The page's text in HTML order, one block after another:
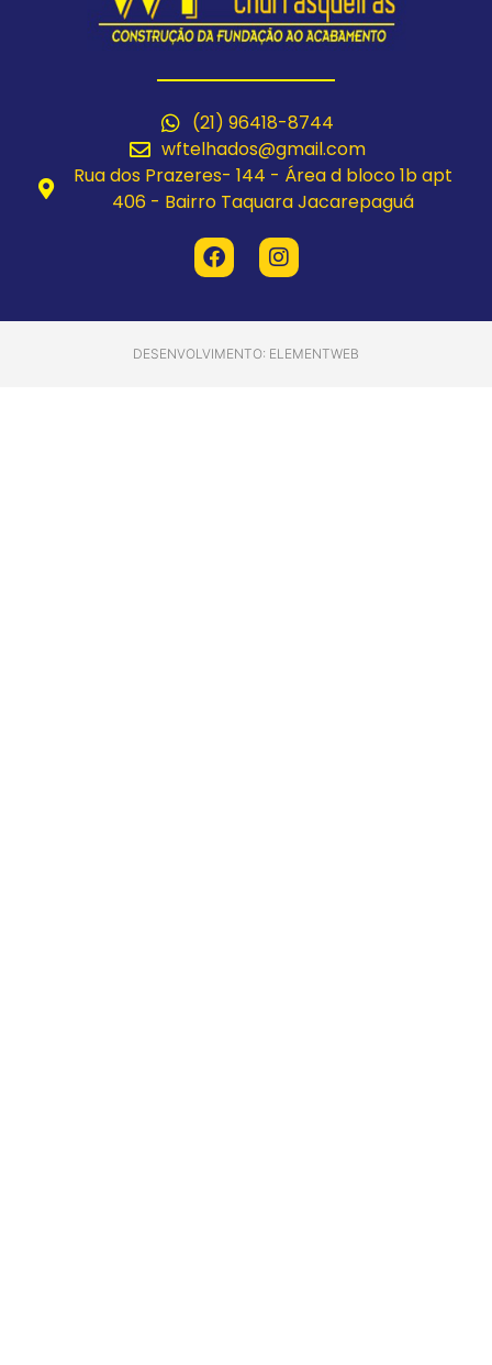
(21) 96418-8744
wftelhados@gmail.com
Rua dos Prazeres- 144 - Área d bloco 1b apt
406 - Bairro Taquara Jacarepaguá
DESENVOLVIMENTO: ELEMENTWEB